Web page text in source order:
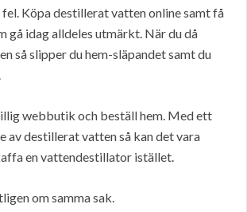
Köpa destillerat vatten online samt få
gå idag alldeles utmärkt. När du då
så slipper du hem-släpandet samt du
webbutik och beställ hem. Med ett
av destillerat vatten så kan det vara
en vattendestillator istället.
om samma sak.